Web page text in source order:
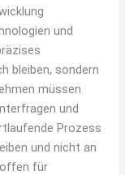
und
bleiben, sondern
müssen
und
Prozess
und nicht an
offen für